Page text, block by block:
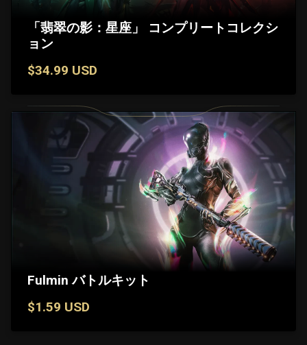
「翡翠の影：星座」 コンプリートコレクシ
ョン
$34.99 USD
Fulmin バトルキット
$1.59 USD